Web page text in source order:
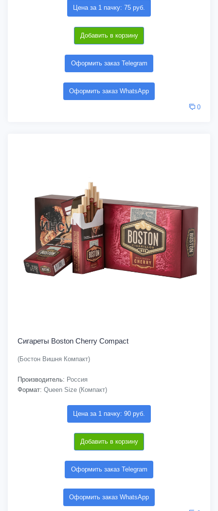
Цена за 1 пачку: 75 руб.
Добавить в корзину
Оформить заказ Telegram
Оформить заказ WhatsApp
0
Сигареты Boston Cherry Compact
(Бостон Вишня Компакт)
Производитель: Россия
Формат: Queen Size (Компакт)
Цена за 1 пачку: 90 руб.
Добавить в корзину
Оформить заказ Telegram
Оформить заказ WhatsApp